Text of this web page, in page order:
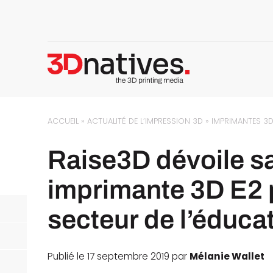
ACCUEIL »ACTUALITÉ DE L’IMPRESSION 3D » IMPRIMANTES 3D
Raise3D dévoile
imprimante 3D E2
secteur de
Publié le 17 septembre 2019 par Mélanie Wallet